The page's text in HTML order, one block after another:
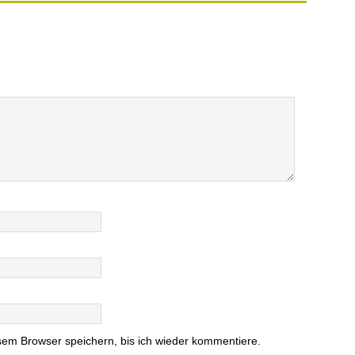
Browser speichern, bis ich wieder kommentiere.